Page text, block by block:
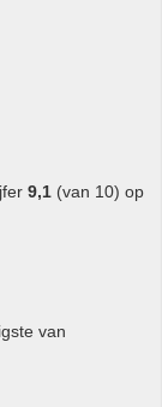
9,1 (van 10) op
van